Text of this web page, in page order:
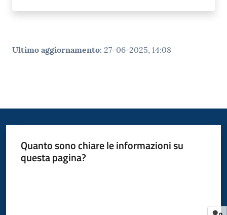
Ultimo aggiornamento: 27-06-2025, 14:08
Quanto sono chiare le informazioni su
questa pagina?